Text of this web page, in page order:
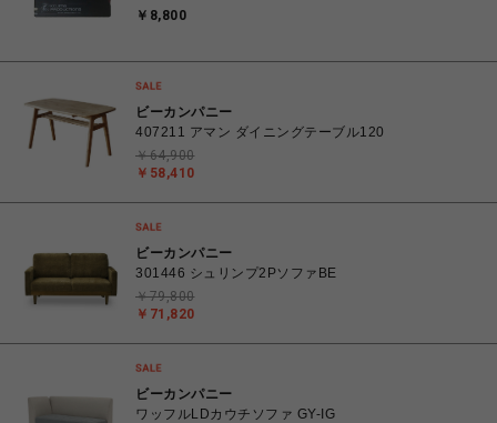
￥8,800
ビーカンパニー
407211 アマン ダイニングテーブル120
￥58,410
￥64,900
ビーカンパニー
301446 シュリンプ2PソファBE
￥71,820
￥79,800
ビーカンパニー
ワッフルLDカウチソファ GY-IG